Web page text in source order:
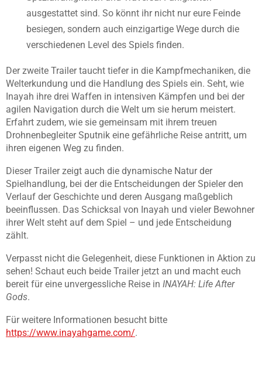
ausgestattet sind. So könnt ihr nicht nur eure Feinde
besiegen, sondern auch einzigartige Wege durch die
verschiedenen Level des Spiels finden.
Der zweite Trailer taucht tiefer in die Kampfmechaniken, die
Welterkundung und die Handlung des Spiels ein. Seht, wie
Inayah ihre drei Waffen in intensiven Kämpfen und bei der
agilen Navigation durch die Welt um sie herum meistert.
Erfahrt zudem, wie sie gemeinsam mit ihrem treuen
Drohnenbegleiter Sputnik eine gefährliche Reise antritt, um
ihren eigenen Weg zu finden.
Dieser Trailer zeigt auch die dynamische Natur der
Spielhandlung, bei der die Entscheidungen der Spieler den
Verlauf der Geschichte und deren Ausgang maßgeblich
beeinflussen. Das Schicksal von Inayah und vieler Bewohner
ihrer Welt steht auf dem Spiel – und jede Entscheidung
zählt.
Verpasst nicht die Gelegenheit, diese Funktionen in Aktion zu
sehen! Schaut euch beide Trailer jetzt an und macht euch
bereit für eine unvergessliche Reise in INAYAH: Life After
Gods.
Für weitere Informationen besucht bitte
https://www.inayahgame.com/.